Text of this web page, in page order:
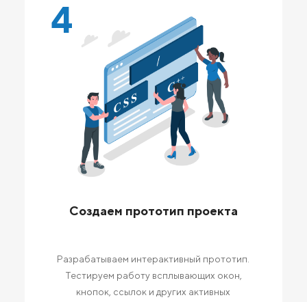
4
Создаем прототип проекта
Разрабатываем интерактивный прототип.
Тестируем работу всплывающих окон,
кнопок, ссылок и других активных